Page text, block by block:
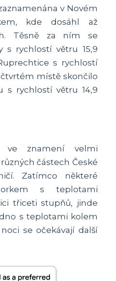
v Novém
kde dosáhl až
h. Těsně za ním se
s rychlostí větru 15,9
s rychlostí
čtvrtém místě skončilo
s rychlostí větru 14,9
znamení velmi
částech České
Zatímco některé
s teplotami
třiceti stupňů, jinde
s teplotami kolem
se očekávají další